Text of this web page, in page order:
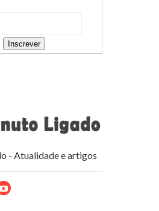
- Atualidade e artigos